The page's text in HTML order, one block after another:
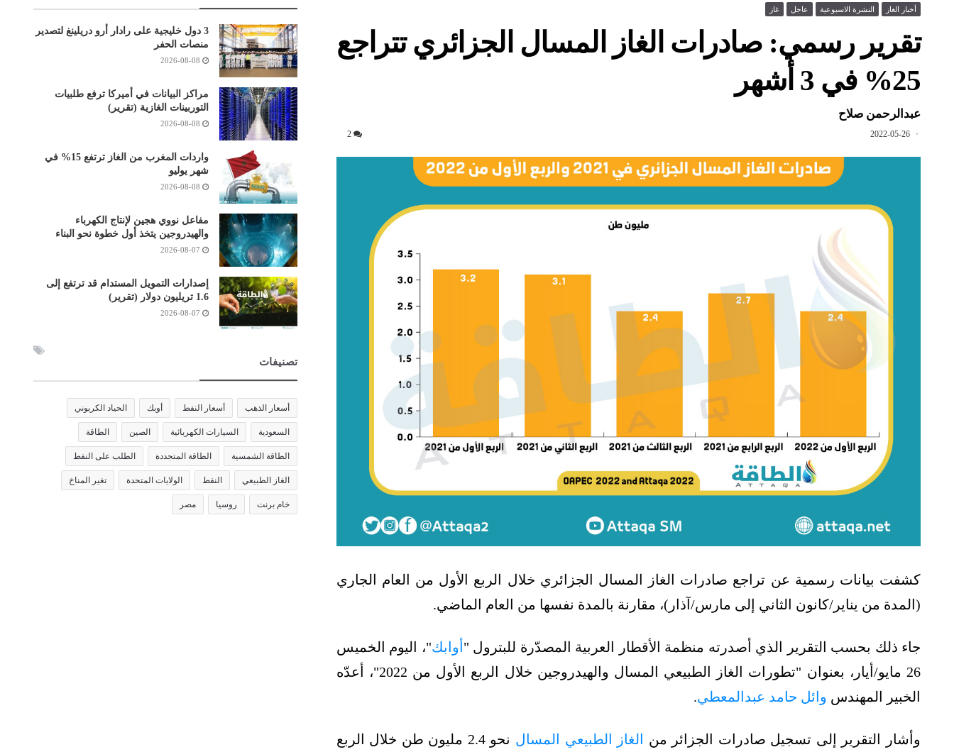
أخبار الغاز النشرة الاسبوعية عاجل غاز
تقرير رسمي: صادرات الغاز المسال الجزائري تتراجع
25% في 3 أشهر
عبدالرحمن صلاح
2022-05-26
2
كشفت بيانات رسمية عن تراجع صادرات الغاز المسال الجزائري خلال الربع الأول من العام الجاري
(المدة من يناير/كانون الثاني إلى مارس/آذار)، مقارنة بالمدة نفسها من العام الماضي.
جاء ذلك بحسب التقرير الذي أصدرته منظمة الأقطار العربية المصدّرة للبترول "أوابك"، اليوم الخميس
26 مايو/أيار، بعنوان "تطورات الغاز الطبيعي المسال والهيدروجين خلال الربع الأول من 2022"، أعدّه
الخبير المهندس وائل حامد عبدالمعطي.
وأشار التقرير إلى تسجيل صادرات الجزائر من الغاز الطبيعي المسال
نحو 2.4 مليون طن خلال الربع
3 دول خليجية على رادار أرو دريلينغ لتصدير
منصات الحفر
2026-08-08
مراكز البيانات في أميركا ترفع طلبيات
التوربينات الغازية (تقرير)
2026-08-08
واردات المغرب من الغاز ترتفع 15% في
شهر يوليو
2026-08-08
مفاعل نووي هجين لإنتاج الكهرباء
والهيدروجين يتخذ أول خطوة نحو البناء
2026-08-07
إصدارات التمويل المستدام قد ترتفع إلى
1.6 تريليون دولار (تقرير)
2026-08-07
تصنيفات
أسعار الذهب أسعار النفط أوبك الحياد الكربوني
السعودية السيارات الكهربائية الصين الطاقة
الطاقة الشمسية الطاقة المتجددة الطلب على النفط
الغاز الطبيعي النفط الولايات المتحدة تغير المناخ
خام برنت روسيا مصر